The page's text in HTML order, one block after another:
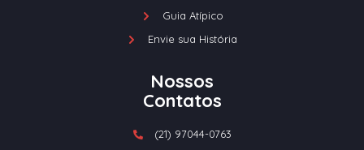
Guia Atípico
Envie sua História
Nossos
Contatos
(21) 97044-0763